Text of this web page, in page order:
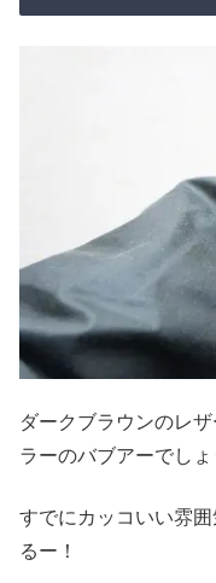
ダークブラウンのレ
ラーのバブアーでしょ
すでにカッコいい雰
るー！